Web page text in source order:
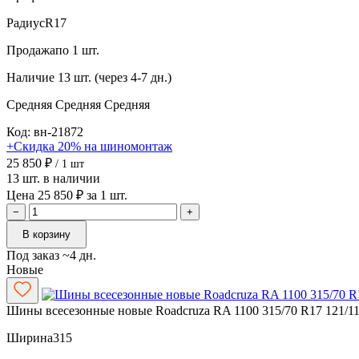
РадиусR17
Продажапо 1 шт.
Наличие 13 шт. (через 4-7 дн.)
Средняя Средняя Средняя
Код: вн-21872
+Скидка 20% на шиномонтаж
25 850 ₽ / 1 шт
13 шт. в наличии
Цена 25 850 ₽ за 1 шт.
−
+
В корзину
Под заказ ~4 дн.
Новые
Шины всесезонные новые Roadcruza RA 1100 315/70 R17 121/
Ширина315